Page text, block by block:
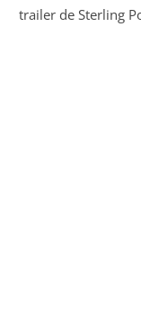
trailer de Sterling